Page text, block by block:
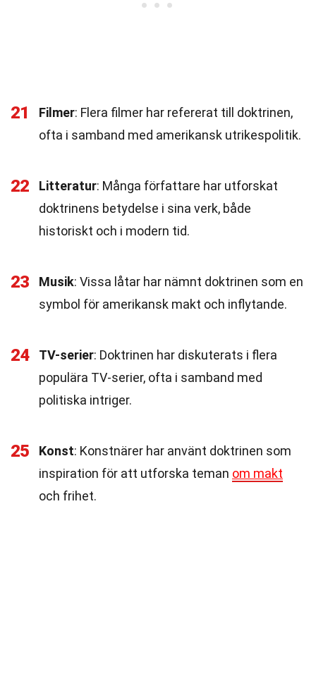
21 Filmer: Flera filmer har refererat till doktrinen,
ofta i samband med amerikansk utrikespolitik.
22 Litteratur: Många författare har utforskat
doktrinens betydelse i sina verk, både
historiskt och i modern tid.
23 Musik: Vissa låtar har nämnt doktrinen som en
symbol för amerikansk makt och inflytande.
24 TV-serier: Doktrinen har diskuterats i flera
populära TV-serier, ofta i samband med
politiska intriger.
25 Konst: Konstnärer har använt doktrinen som
inspiration för att utforska teman om makt
och frihet.